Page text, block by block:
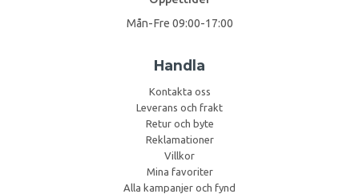
Mån-Fre 09:00-17:00
Handla
Kontakta oss
Leverans och frakt
Retur och byte
Reklamationer
Villkor
Mina favoriter
Alla kampanjer och fynd